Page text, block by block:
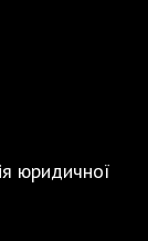
юридичної